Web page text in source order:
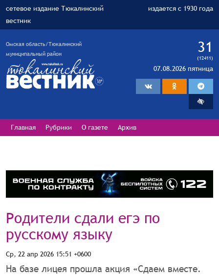
сетевое издание Тюкалинский
вестник
издается с 1930 года
Омская область/Тюкалинский
муниципальный район
31
(12411)
07.08.2026 пятница
Главная Рубрики О газете Архив
Родители сдали егэ по
русскому языку
Ср, 22 апр 2026 15:51 +0600
На базе лицея прошла акция «Сдаем вместе.